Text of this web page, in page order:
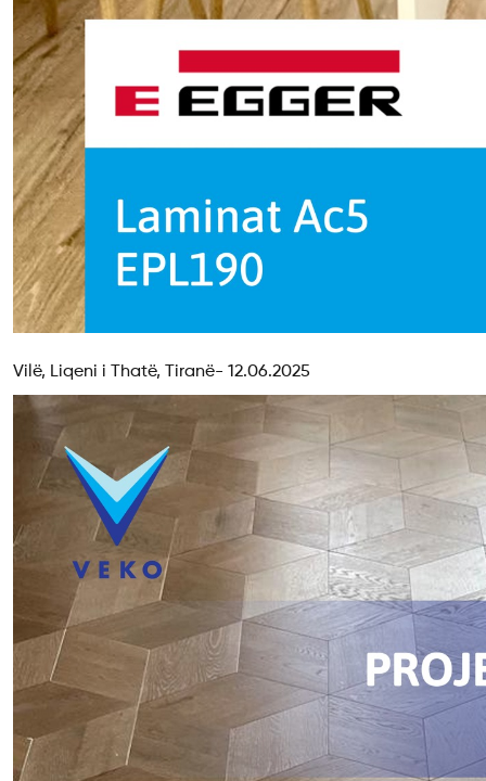
Vilë, Liqeni i Thatë, Tiranë- 12.06.2025